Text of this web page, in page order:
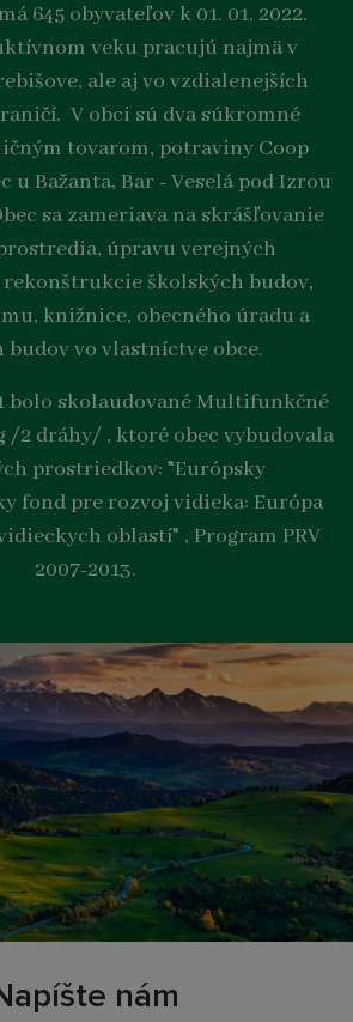
645 obyvateľov k 01. 01. 2022.
veku pracujú najmä v
ale aj vo vzdialenejších
V obci sú dva súkromné
tovarom, potraviny Coop
u Bažanta, Bar - Veselá pod Izrou
sa zameriava na skrášľovanie
úpravu verejných
školských budov,
knižnice, obecného úradu a
budov vo vlastníctve obce.
bolo skolaudované Multifunkčné
/2 dráhy/ , ktoré obec vybudovala
prostriedkov: "Európsky
fond pre rozvoj vidieka: Európa
oblastí" , Program PRV
2007-2013.
nám